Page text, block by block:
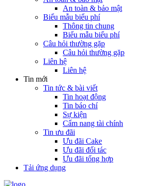
An toàn & bảo mật
Biểu mẫu biểu phí
Thông tin chung
Biểu mẫu biểu phí
Câu hỏi thường gặp
Câu hỏi thường gặp
Liên hệ
Liên hệ
Tin mới
Tin tức & bài viết
Tin hoạt động
Tin báo chí
Sự kiện
Cẩm nang tài chính
Tin ưu đãi
Ưu đãi Cake
Ưu đãi đối tác
Ưu đãi tổng hợp
Tải ứng dụng